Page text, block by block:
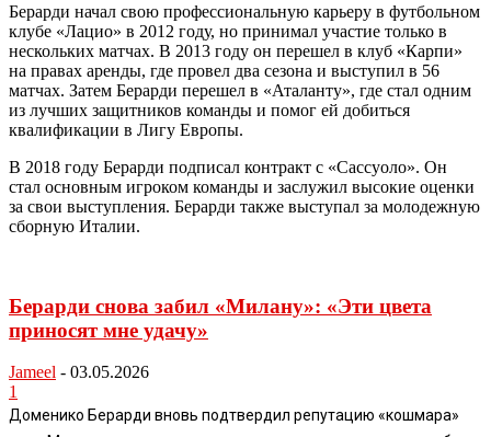
Берарди начал свою профессиональную карьеру в футбольном
клубе «Лацио» в 2012 году, но принимал участие только в
нескольких матчах. В 2013 году он перешел в клуб «Карпи»
на правах аренды, где провел два сезона и выступил в 56
матчах. Затем Берарди перешел в «Аталанту», где стал одним
из лучших защитников команды и помог ей добиться
квалификации в Лигу Европы.
В 2018 году Берарди подписал контракт с «Сассуоло». Он
стал основным игроком команды и заслужил высокие оценки
за свои выступления. Берарди также выступал за молодежную
сборную Италии.
Берарди снова забил «Милану»: «Эти цвета
приносят мне удачу»
Jameel - 03.05.2026
1
Доменико Берарди вновь подтвердил репутацию «кошмара»